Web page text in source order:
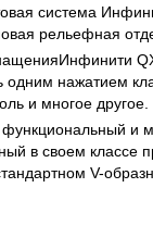
система
рельефная
одним нажатием
и многое другое.
функциональный и
в своем классе
V-